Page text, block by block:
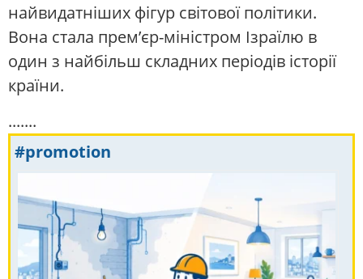
найвидатніших фігур світової політики.
Вона стала прем’єр-міністром Ізраїлю в
один з найбільш складних періодів історії
країни.
.......
#promotion